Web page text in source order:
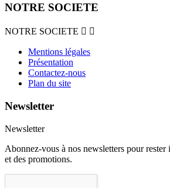
NOTRE SOCIETE
NOTRE SOCIETE  
Mentions légales
Présentation
Contactez-nous
Plan du site
Newsletter
Newsletter
Abonnez-vous à nos newsletters pour rester
et des promotions.